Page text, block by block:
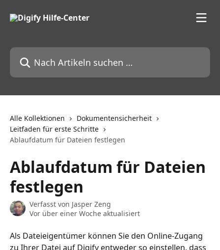
Nach Artikeln suchen …
Alle Kollektionen
Dokumentensicherheit
Leitfaden für erste Schritte
Ablaufdatum für Dateien festlegen
Ablaufdatum für Dateien
festlegen
Verfasst von Jasper Zeng
Vor über einer Woche aktualisiert
Als Dateieigentümer können Sie den Online-Zugang
zu Ihrer Datei auf Digify entweder so einstellen, dass